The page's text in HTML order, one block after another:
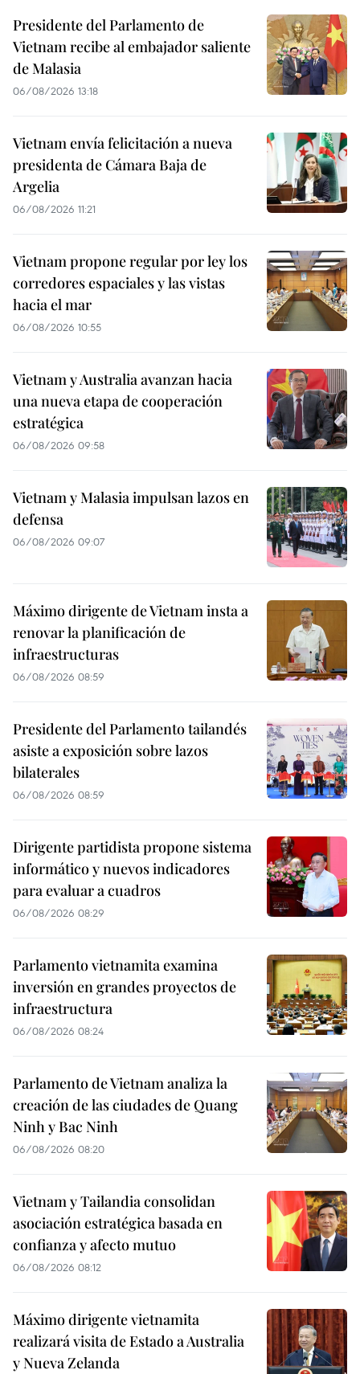
Presidente del Parlamento de
Vietnam recibe al embajador saliente
de Malasia
06/08/2026 13:18
Vietnam envía felicitación a nueva
presidenta de Cámara Baja de
Argelia
06/08/2026 11:21
Vietnam propone regular por ley los
corredores espaciales y las vistas
hacia el mar
06/08/2026 10:55
Vietnam y Australia avanzan hacia
una nueva etapa de cooperación
estratégica
06/08/2026 09:58
Vietnam y Malasia impulsan lazos en
defensa
06/08/2026 09:07
Máximo dirigente de Vietnam insta a
renovar la planificación de
infraestructuras
06/08/2026 08:59
Presidente del Parlamento tailandés
asiste a exposición sobre lazos
bilaterales
06/08/2026 08:59
Dirigente partidista propone sistema
informático y nuevos indicadores
para evaluar a cuadros
06/08/2026 08:29
Parlamento vietnamita examina
inversión en grandes proyectos de
infraestructura
06/08/2026 08:24
Parlamento de Vietnam analiza la
creación de las ciudades de Quang
Ninh y Bac Ninh
06/08/2026 08:20
Vietnam y Tailandia consolidan
asociación estratégica basada en
confianza y afecto mutuo
06/08/2026 08:12
Máximo dirigente vietnamita
realizará visita de Estado a Australia
y Nueva Zelanda